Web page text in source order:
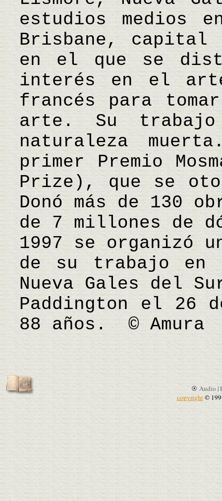
estudios medios
Brisbane, capital
en el que se
interés en el
francés para
arte. Su
naturaleza
primer Premio
Prize), que se
Donó más de 130
de 7 millones de
1997 se organizó
de su trabajo en
Nueva Gales del
Paddington el 26
88 años. © Amura
Audio |
copyright©